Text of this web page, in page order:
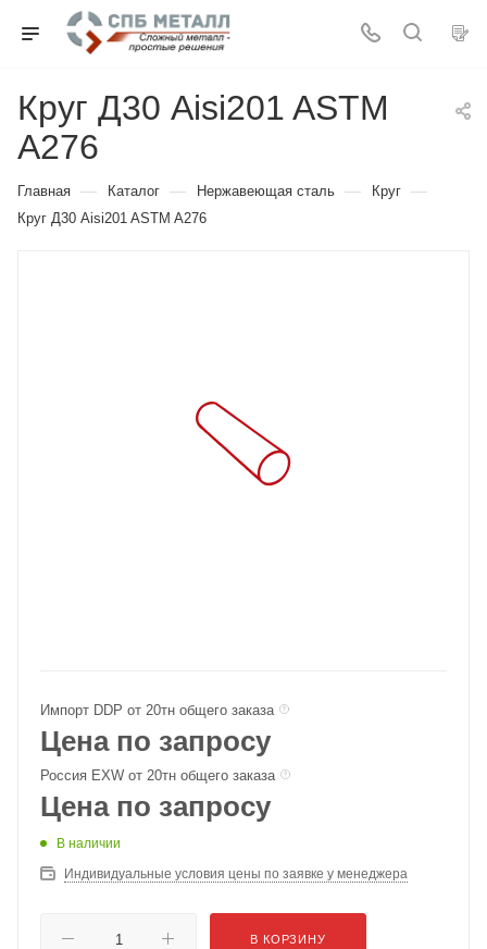
Круг Д30 Aisi201 ASTM
A276
Главная — Каталог — Нержавеющая сталь — Круг —
Круг Д30 Aisi201 ASTM A276
Импорт DDP от 20тн общего заказа
Цена по запросу
Россия EXW от 20тн общего заказа
Цена по запросу
В наличии
Индивидуальные условия цены по заявке у менеджера
В КОРЗИНУ